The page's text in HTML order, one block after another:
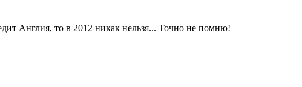
Англия, то в 2012 никак нельзя... Точно не помню!